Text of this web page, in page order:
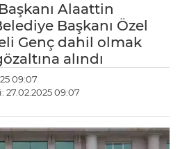
Alaattin
Başkanı Özel
Genç dahil olmak
alındı
09:07
09:07